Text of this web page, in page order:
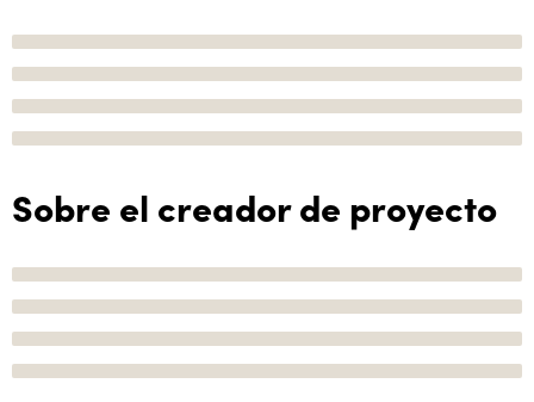
Sobre el creador de proyecto